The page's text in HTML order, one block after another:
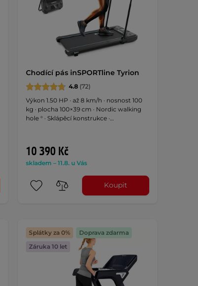
Chodící pás inSPORTline Tyrion
4.8(72)
Výkon 1.50 HP · až 8 km/h · nosnost 100
kg · plocha 100×39 cm · Nordic walking
hole ° · Sklápěcí konstrukce ·
10 390 Kč
skladem – 11.8. u Vás
Koupit
Splátky za 0%
Doprava zdarma
Záruka 10 let